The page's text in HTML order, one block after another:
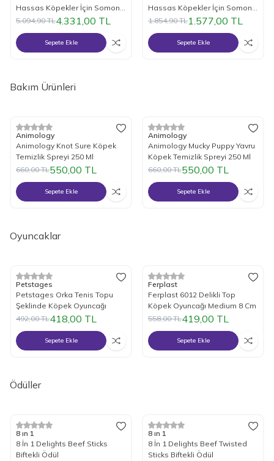
Hassas Köpekler İçin Somonlu
Mama 12 Kg.
5.094,90TL4.331,00 TL
Sepete Ekle
Hassas Köpekler İçin Somonlu
Mama 3 Kg.
1.854,90TL1.577,00 TL
Sepete Ekle
Bakım Ürünleri
%17İndirim
Animology
Animology Knot Sure Köpek
Temizlik Spreyi 250 Ml
660,00TL550,00 TL
Sepete Ekle
%17İndirim
Animology
Animology Mucky Puppy Yavru
Köpek Temizlik Spreyi 250 Ml
660,00TL550,00 TL
Sepete Ekle
Oyuncaklar
%15İndirim
Petstages
Petstages Orka Tenis Topu
Şeklinde Köpek Oyuncağı
492,00TL418,00 TL
Sepete Ekle
%25İndirim
Ferplast
Ferplast 6012 Delikli Top
Köpek Oyuncağı Medium 8 Cm
558,00TL419,00 TL
Sepete Ekle
Ödüller
%15İndirim
8 ın 1
8 İn 1 Delights Beef Sticks
Biftekli Ödül
%15İndirim
8 ın 1
8 İn 1 Delights Beef Twisted
Sticks Biftekli Ödül